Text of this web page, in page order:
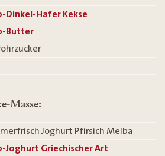
Dinkel-Hafer Kekse
Butter
Masse:
Joghurt Pfirsich Melba
Joghurt Griechischer Art